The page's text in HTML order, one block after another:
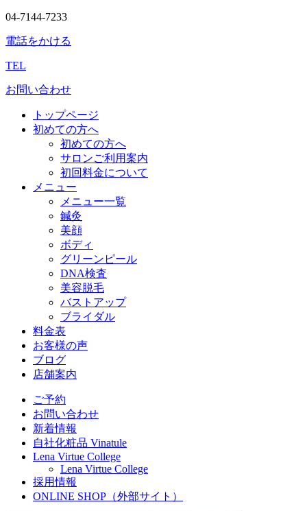
04-7144-7233
電話をかける
TEL
お問い合わせ
トップページ
初めての方へ
初めての方へ
サロンご利用案内
初回料金について
メニュー
メニュー一覧
鍼灸
美顔
ボディ
グリーンピール
DNA検査
美容脱毛
バストアップ
ブライダル
料金表
お客様の声
ブログ
店舗案内
ご予約
お問い合わせ
新着情報
自社化粧品 Vinatule
Lena Virtue College
Lena Virtue College
採用情報
ONLINE SHOP（外部サイト）